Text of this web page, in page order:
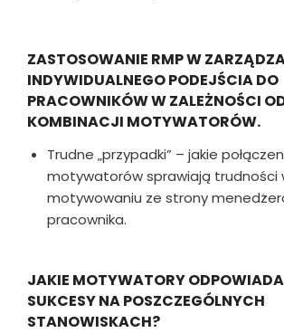
ZASTOSOWANIE RMP W
INDYWIDUALNEGO PODEJŚCIA DO
PRACOWNIKÓW W ZALEŻNOŚCI
KOMBINACJI MOTYWATORÓW.
Trudne „przypadki” – jakie
motywatorów sprawiają trudności
motywowaniu ze strony
pracownika.
JAKIE MOTYWATORY
SUKCESY NA POSZCZEGÓLNYCH
STANOWISKACH?